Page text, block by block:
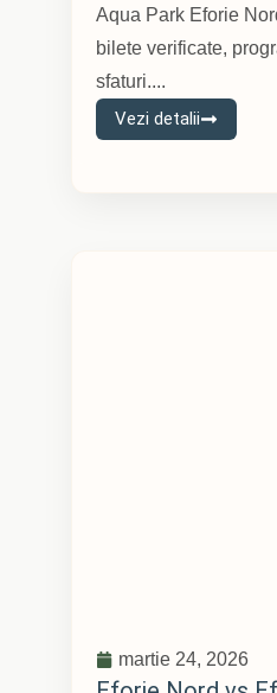
Aqua Park Eforie
bilete verificate,
sfaturi....
Vezi detalii
martie 24, 2026